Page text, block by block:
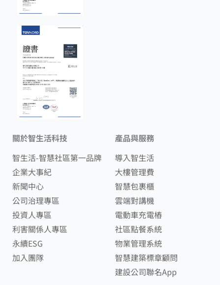
關於智生活科技
智生活-智慧社區第一品牌
企業大事紀
新聞中心
公司治理專區
投資人專區
利害關係人專區
永續ESG
加入團隊
產品與服務
導入智生活
大樓管理費
智慧包裹櫃
雲端對講機
電動車充電樁
社區點餐系統
物業管理系統
智慧建築標章顧問
建設公司聯名App